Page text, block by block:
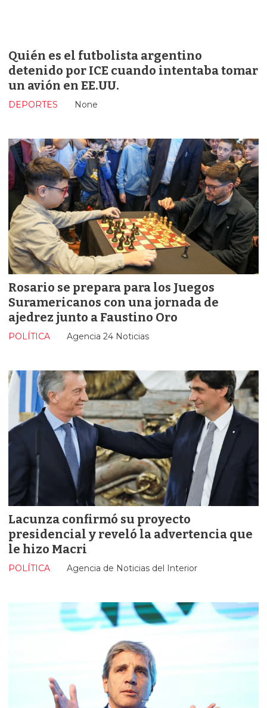
Quién es el futbolista argentino
detenido por ICE cuando intentaba tomar
un avión en EE.UU.
None
DEPORTES
Rosario se prepara para los Juegos
Suramericanos con una jornada de
ajedrez junto a Faustino Oro
Agencia 24 Noticias
POLÍTICA
Lacunza confirmó su proyecto
presidencial y reveló la advertencia que
le hizo Macri
Agencia de Noticias del Interior
POLÍTICA